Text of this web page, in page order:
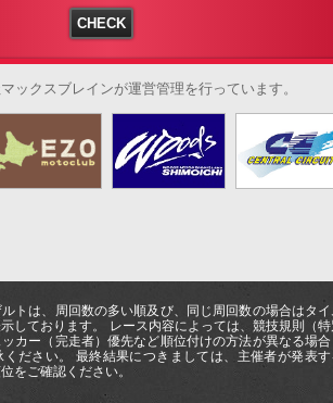
ックスブレインが運営管理を行っています。
トは、周回数の多い順及び、同じ周回数の場合はタ
しております。 レース内容によっては、競技規則（
カー（完走者）優先など順位付けの方法が異なる場
ください。 最終結果につきましては、主催者が発表
をご確認ください。